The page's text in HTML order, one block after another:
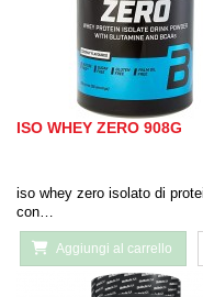
ISO WHEY ZERO 908G
iso whey zero isolato di
con…
Aggiungi al carrello